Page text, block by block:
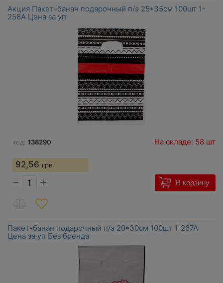
Акция Пакет-банан подарочный п/э 25*35см 100шт 1-
258А Цена за уп
код: 138290 На складе: 58 шт
92,56 грн
− + В корзину
Пакет-банан подарочный п/э 20*30см 100шт 1-267А
Цена за уп Без бренда